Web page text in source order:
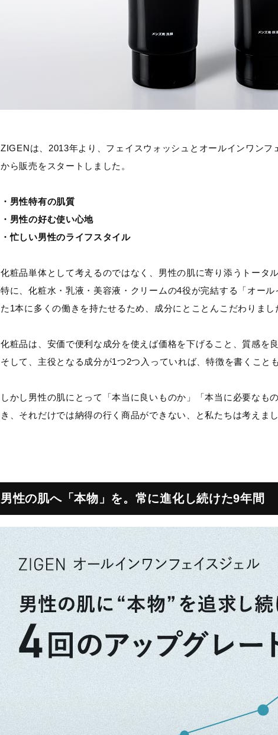
ZIGENは、2013年より、フェイスウォッシュとオールインワンフ
から販売をスタートしました。
・男性特有の肌質
・男性の好む使い心地
・忙しい男性のライフスタイル
化粧品単体として考えるのではなく、男性の肌に寄り添うトータ
特に、化粧水・乳液・美容液・クリームの4役が完結する「オー
た1本に多くの働きを持たせるため、成分にとことんこだわりまし
化粧品は、安価で便利な成分を使えば価格を下げること、質感を
そして、主役となる成分が1つ2つ入っていれば、特徴を書くこと
しかし男性の肌にとって「本当に良いものか」「本当に必要なも
き、それだけでは納得の行く商品ができない、と私たちは考えまし
男性の肌へ「本物」を。常に進化し続けた9年間